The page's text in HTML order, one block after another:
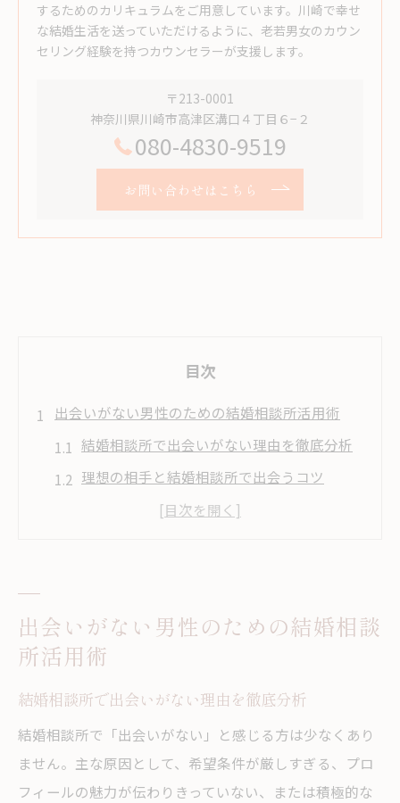
するためのカリキュラムをご用意しています。川崎で幸せ
な結婚生活を送っていただけるように、老若男女のカウン
セリング経験を持つカウンセラーが支援します。
〒213-0001
神奈川県川崎市高津区溝口４丁目６−２
080-4830-9519
お問い合わせはこちら
目次
出会いがない男性のための結婚相談所活用術
結婚相談所で出会いがない理由を徹底分析
理想の相手と結婚相談所で出会うコツ
高津区で選ばれる結婚相談所の特徴とは
結婚相談所活用で高津区婚活を成功へ導く
秘訣
理想の条件を叶える結婚相談所の見極め方
高津区で出会いがない悩みを相談所で解消
戦略的な結婚相談所利用で理想を手にする
方法
出会いがない男性のための結婚相談
所活用術
結婚相談所で出会いがない理由を徹底分析
結婚相談所で「出会いがない」と感じる方は少なくあり
ません。主な原因として、希望条件が厳しすぎる、プロ
フィールの魅力が伝わりきっていない、または積極的な